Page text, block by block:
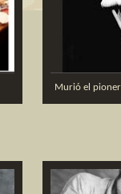
Murió el